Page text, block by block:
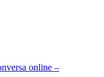
online –